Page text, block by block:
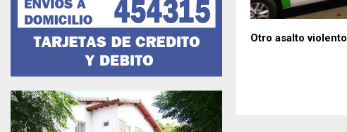
Otro asalto violento